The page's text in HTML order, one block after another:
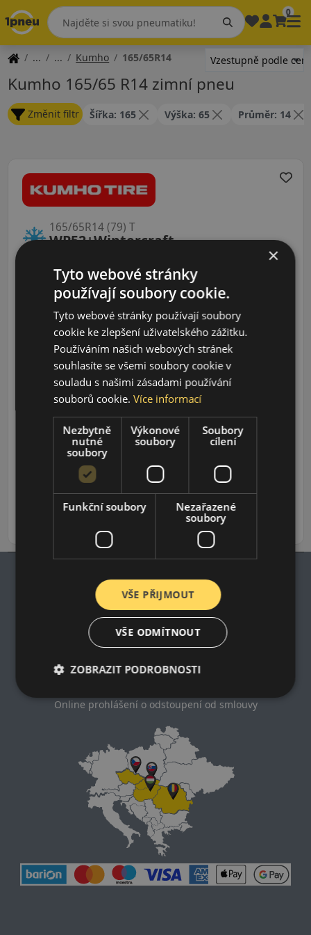
0
Kumho 165/65R14
Kumho 165/65 R14 zimní pneu
Změnit filtr Šířka: 165 Výška: 65 Průměr: 14
WP52+Wintercraft
165/65R14 (79) T
Údaje o štítku EPREL:
1 228 CZK
DO KOŠÍKU
Impresum
Zásady ochrany osobních údajů
Nákupní podmínky
Impresum
Online prohlášení o odstoupení od smlouvy
×
Tyto webové stránky
používají soubory cookie.
Tyto webové stránky používají soubory
cookie ke zlepšení uživatelského zážitku.
Používáním našich webových stránek
souhlasíte se všemi soubory cookie v
souladu s našimi zásadami používání
souborů cookie.Více informací
Nezbytně
nutné
soubory
Výkonové
soubory
Soubory
cílení
Funkční soubory
Nezařazené
soubory
VŠE PŘIJMOUT
VŠE ODMÍTNOUT
ZOBRAZIT PODROBNOSTI